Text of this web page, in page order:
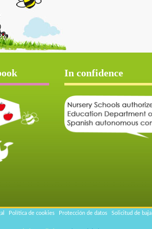
In confidence
Política de cookies Protección de datos Solicitud de baja